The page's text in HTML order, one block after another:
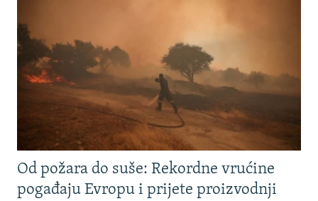
Od požara do suše: Rekordne vrućine
pogađaju Evropu i prijete proizvodnji